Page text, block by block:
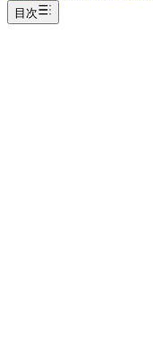
目次